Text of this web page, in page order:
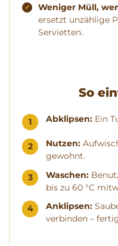
Weniger Müll,
ersetzt unzählige
Servietten.
So
Abklipsen: Ein
Nutzen:
gewohnt.
Waschen:
bis zu 60 °C
Anklipsen:
verbinden –